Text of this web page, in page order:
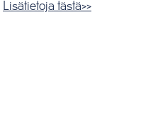
Lisätietoja tästä>>